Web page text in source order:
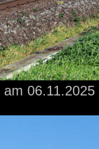
am 06.11.2025